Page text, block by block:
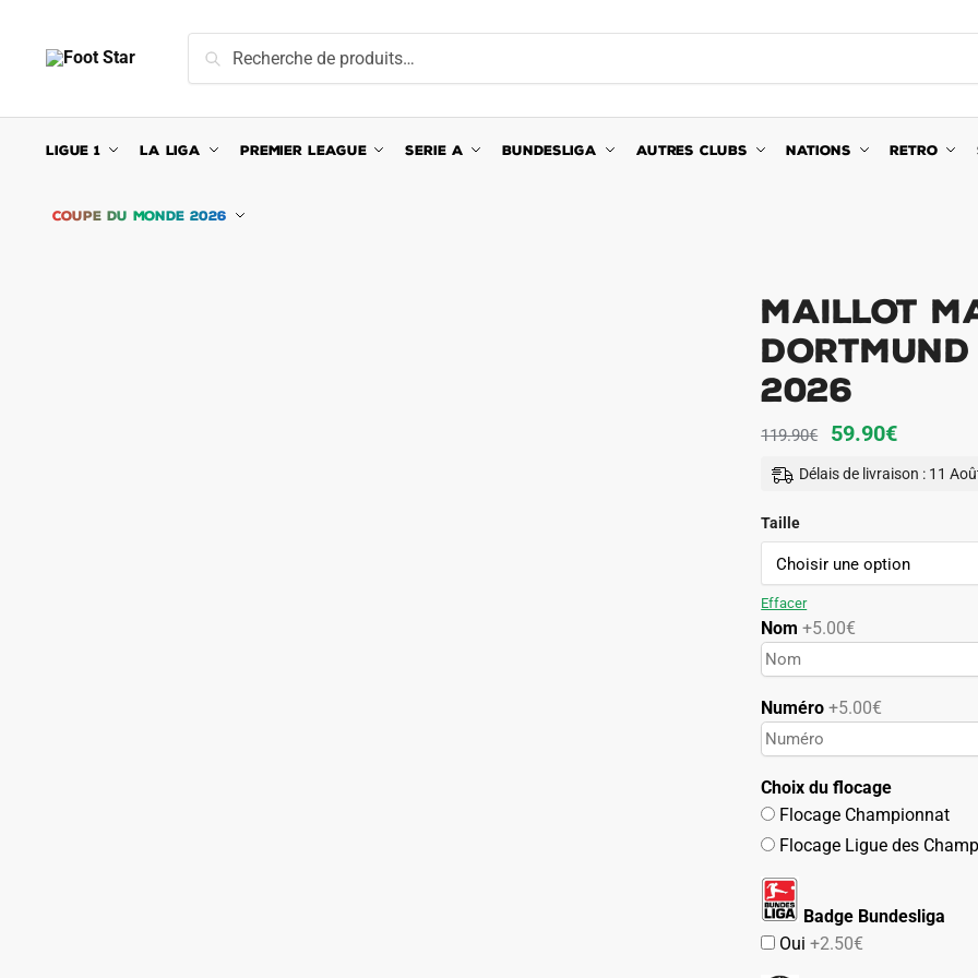
navigation
content
pour :
Recherche
LIGUE 1 LA LIGA PREMIER LEAGUE SERIE A BUNDESLIGA AUTRES CLUBS NATIONS RETRO
COUPE DU MONDE 2026
Maillot
Dortmund
2026
119.90€
Le
prix
119.90€.
59.90€Le
59.90€.
Délais de livraison : 11
Taille
Effacer
Nom +5.00€
Numéro+5.00€
Choix du flocage
Flocage Championnat
Flocage Ligue des
Badge Bundesliga
Oui+2.50€